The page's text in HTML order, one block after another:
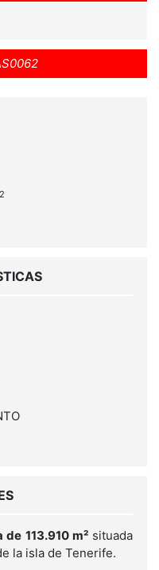
2
113.910 m²situada
la isla de Tenerife.